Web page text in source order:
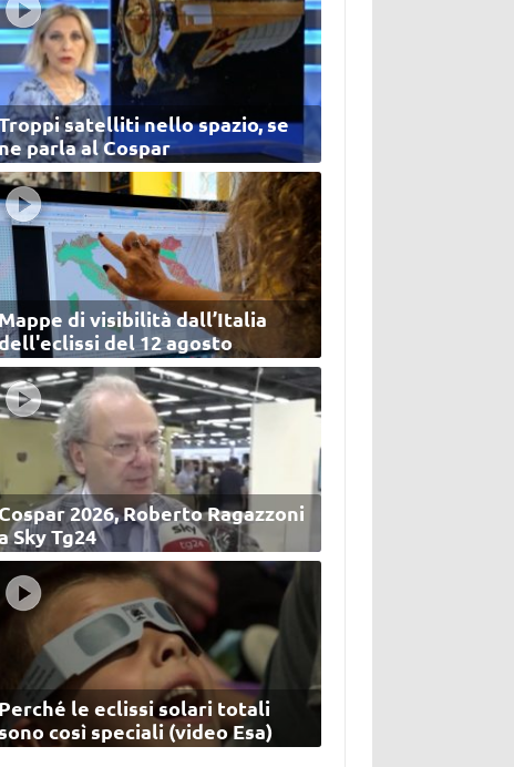
satelliti nello spazio, se
ne parla al Cospar
Mappe di visibilità dall’Italia
del 12 agosto
Cospar 2026, Roberto Ragazzoni
Sky Tg24
Perché le eclissi solari totali
così speciali (video Esa)